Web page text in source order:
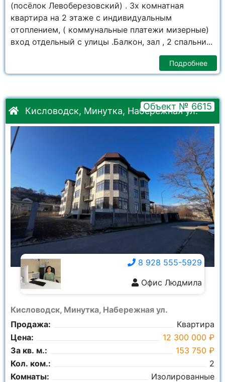
(посёлок Левоберезовский) . 3х комнатная
квартира на 2 этаже с индивидуальным
отоплением, ( коммунальные платежи мизерные)
вход отдельный с улицы .Балкон, зал , 2 спальни...
Подробнее
Кисловодск, Минутка, Набережная ул.
Объект № 6615
Кисловодск, Минутка, Набережная ул.
Продажа:
Квартира
Цена:
12 300 000 ₽
За кв. м.:
153 750 ₽
Кол. ком.:
2
Комнаты:
Изолированные
8 928 555-5929
Офис Людмила